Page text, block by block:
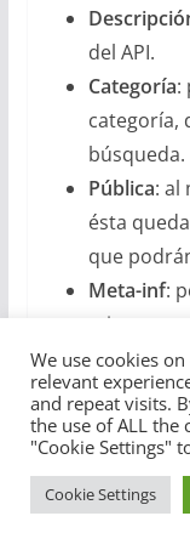
del API.
Categoría:
categoría,
búsqueda.
Pública: al
ésta
que
Meta-inf:
etiquetas
Imagen:
Para este
con algo como
We use cookies
relevant
and repeat visits.
the use of ALL the
"Cookie Settings"
Cookie Settings